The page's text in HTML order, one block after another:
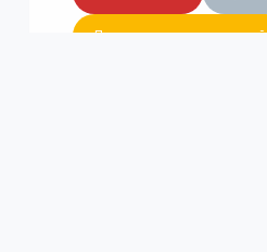
Психолого-педагогический